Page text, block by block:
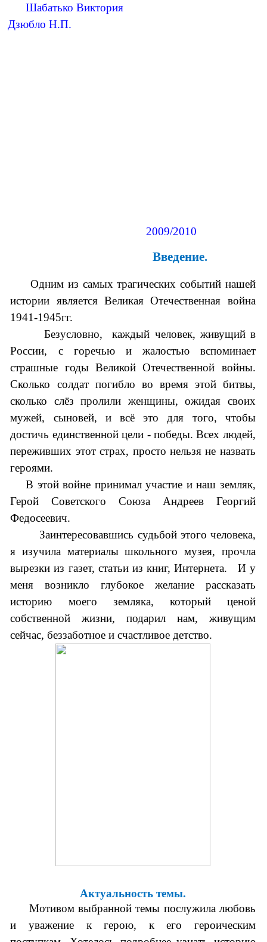
Шабатько Виктория
Дзюбло Н.П.
2009/2010
Введение.
Одним из самых трагических событий нашей
истории является Великая Отечественная война
1941-1945гг.
Безусловно, каждый человек, живущий в
России, с горечью и жалостью вспоминает
страшные годы Великой Отечественной войны.
Сколько солдат погибло во время этой битвы,
сколько слёз пролили женщины, ожидая своих
мужей, сыновей, и всё это для того, чтобы
достичь единственной цели - победы. Всех людей,
переживших этот страх, просто нельзя не назвать
героями.
В этой войне принимал участие и наш земляк,
Герой Советского Союза Андреев Георгий
Федосеевич.
Заинтересовавшись судьбой этого человека,
я изучила материалы школьного музея, прочла
вырезки из газет, статьи из книг, Интернета. И у
меня возникло глубокое желание рассказать
историю моего земляка, который ценой
собственной жизни, подарил нам, живущим
сейчас, беззаботное и счастливое детство.
Актуальность темы.
Мотивом выбранной темы послужила любовь
и уважение к герою, к его героическим